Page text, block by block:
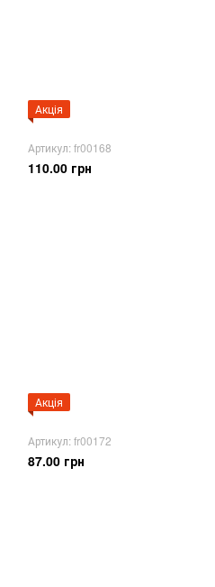
Акція
Артикул: fr00168
110.00 грн
Акція
Артикул: fr00172
87.00 грн